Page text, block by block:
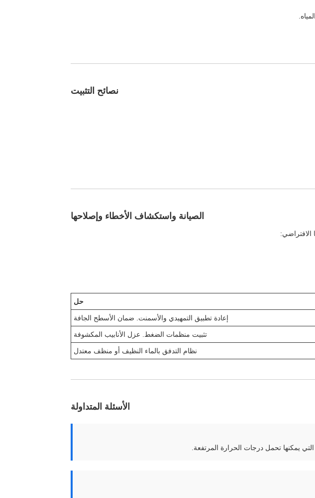
نصائح التثبيت
الصيانة واستكشاف الأخطاء وإصلاحها
الافتراضي:
حل
إعادة تطبيق التمهيدي والأسمنت. ضمان الأسطح الجافة
تثبيت منظمات الضغط. عزل الأنابيب المكشوفة
نظام التدفق بالماء النظيف أو منظف معتدل
الأسئلة المتداولة